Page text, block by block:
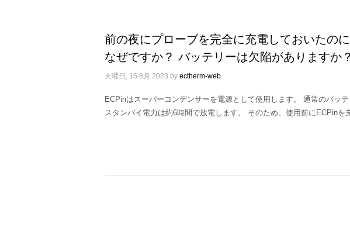
前の夜にプローブを完全に充電しておいたの
なぜですか？ バッテリーは欠陥がありますか？
火曜日, 15 8月 2023 byectherm-web
ECPinはスーパーコンデンサーを電源として使用します。 通常のバッ
スタンバイ電力は約6時間で放電します。 そのため、使用前にECPinを